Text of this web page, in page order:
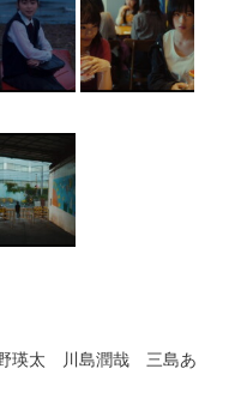
瑛太 川島潤哉 三島あ